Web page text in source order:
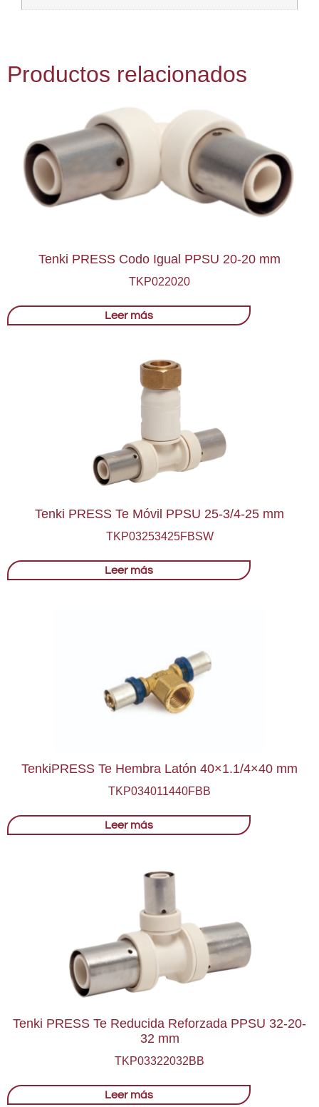
Productos relacionados
Tenki PRESS Codo Igual PPSU 20-20 mm
TKP022020
Leer más
Tenki PRESS Te Móvil PPSU 25-3/4-25 mm
TKP03253425FBSW
Leer más
TenkiPRESS Te Hembra Latón 40×1.1/4×40 mm
TKP034011440FBB
Leer más
Tenki PRESS Te Reducida Reforzada PPSU 32-20-
32 mm
TKP03322032BB
Leer más